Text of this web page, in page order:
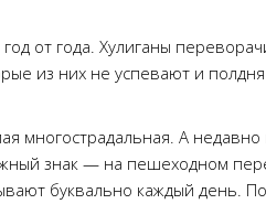
от года. Хулиганы
из них не успевают и
многострадальная. А
знак — на пешеходном
буквально каждый день.